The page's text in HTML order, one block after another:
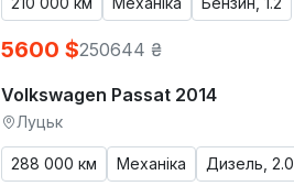
5600 $250644 ₴
Volkswagen Passat 2014
Луцьк
288 000 км Механіка Дизель, 2.0